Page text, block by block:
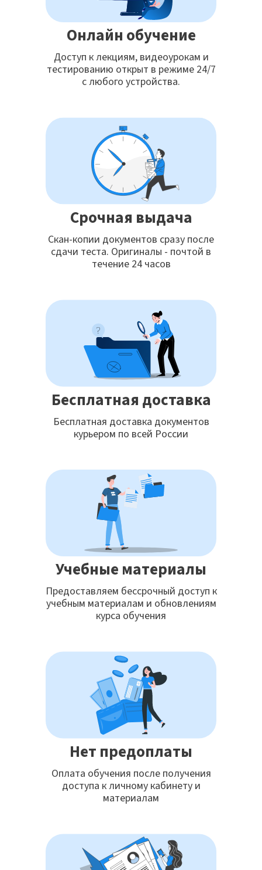
Онлайн обучение
Доступ к лекциям, видеоурокам и
тестированию открыт в режиме 24/7
с любого устройства.
Срочная выдача
Скан-копии документов сразу после
сдачи теста. Оригиналы - почтой в
течение 24 часов
Бесплатная доставка
Бесплатная доставка документов
курьером по всей России
Учебные материалы
Предоставляем бессрочный доступ к
учебным материалам и обновлениям
курса обучения
Нет предоплаты
Оплата обучения после получения
доступа к личному кабинету и
материалам